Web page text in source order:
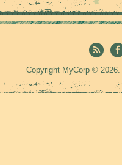
Copyright MyCorp © 2026.